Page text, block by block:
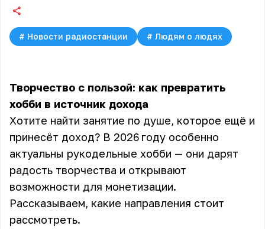
# Новости радиостанции # Людям о людях
Творчество с пользой: как превратить
хобби в источник дохода
Хотите найти занятие по душе, которое ещё и
принесёт доход? В 2026 году особенно
актуальны рукодельные хобби — они дарят
радость творчества и открывают
возможности для монетизации.
Рассказываем, какие направления стоит
рассмотреть.